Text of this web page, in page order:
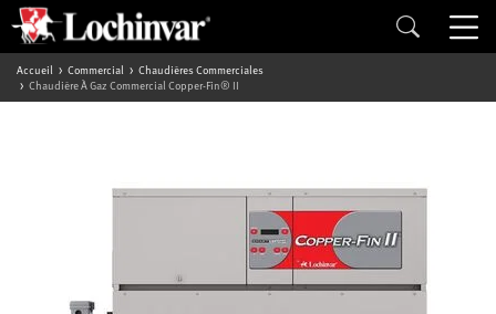
Accueil Commercial
Chaudières Commerciales
Chaudière À Gaz Commercial Copper-Fin® II